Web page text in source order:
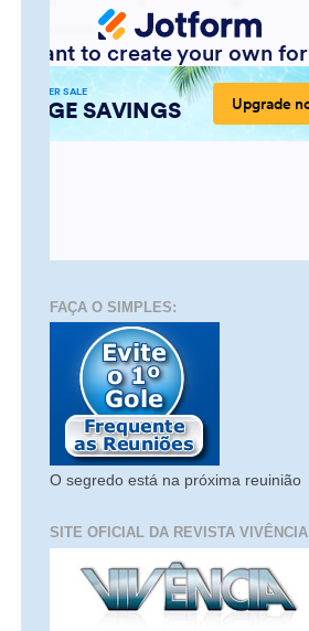
FAÇA O SIMPLES:
O segredo está na próxima reuinião
SITE OFICIAL DA REVISTA VIVÊNCIA